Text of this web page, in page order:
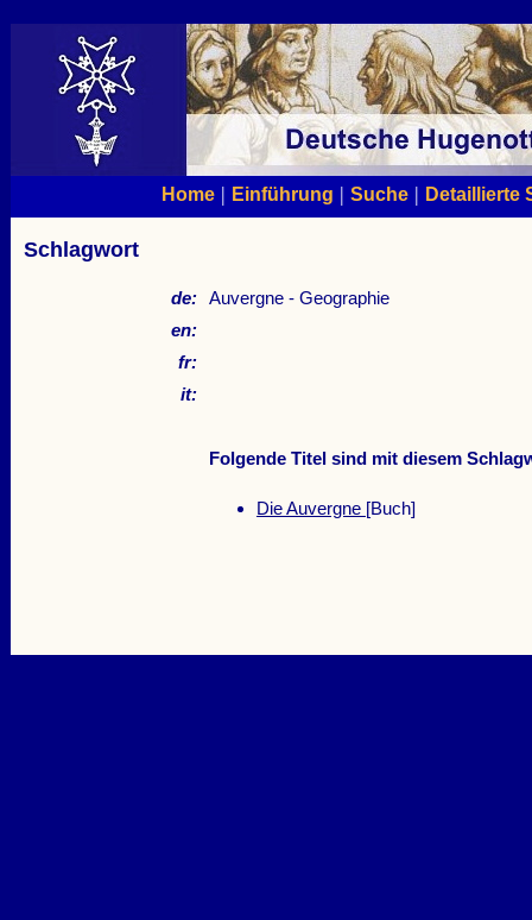
Home| Einführung | Suche| Detaillierte
Schlagwort
de: Auvergne - Geographie
en:
fr:
it:
Folgende Titel sind mit diesem
Die Auvergne [Buch]